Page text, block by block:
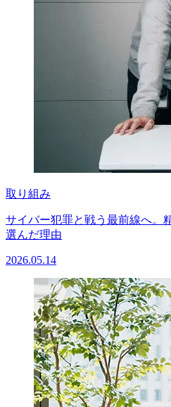
取り組み
サイバー犯罪と戦う最前線へ。
選んだ理由
2026.05.14